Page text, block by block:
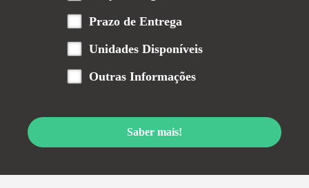
Prazo de Entrega
Unidades Disponíveis
Outras Informações
Saber mais!